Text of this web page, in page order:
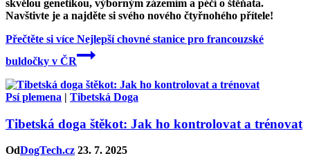
skvělou genetikou, výborným zázemím a péčí o štěňata.
Navštivte je a najděte si svého nového čtyřnohého přítele!
Přečtěte si více Nejlepší chovné stanice pro francouzské
buldočky v ČR
Psí plemena | Tibetská Doga
Tibetská doga štěkot: Jak ho kontrolovat a trénovat
OdDogTech.cz 23. 7. 2025